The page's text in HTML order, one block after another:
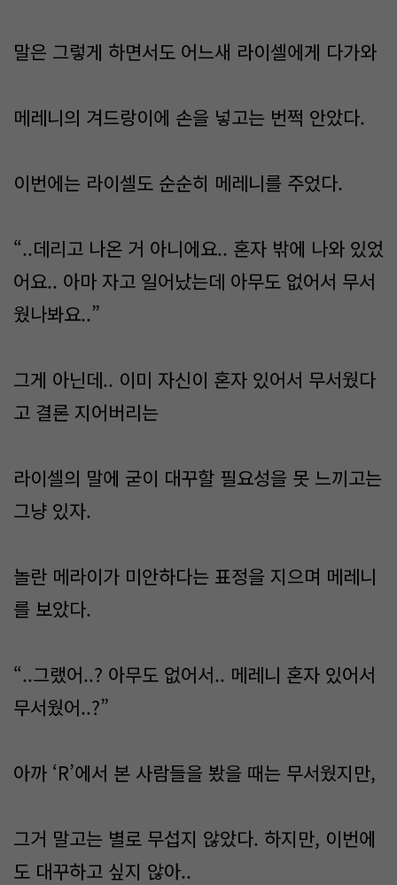
말은 그렇게 하면서도 어느새 라이셀에게 다가와
메레니의 겨드랑이에 손을 넣고는 번쩍 안았다.
이번에는 라이셀도 순순히 메레니를 주었다.
“..데리고 나온 거 아니에요.. 혼자 밖에 나와 있었
어요.. 아마 자고 일어났는데 아무도 없어서 무서
웠나봐요..”
그게 아닌데.. 이미 자신이 혼자 있어서 무서웠다
고 결론 지어버리는
라이셀의 말에 굳이 대꾸할 필요성을 못 느끼고는
그냥 있자.
놀란 메라이가 미안하다는 표정을 지으며 메레니
를 보았다.
“..그랬어..? 아무도 없어서.. 메레니 혼자 있어서
무서웠어..?”
아까 ‘R’에서 본 사람들을 봤을 때는 무서웠지만,
그거 말고는 별로 무섭지 않았다. 하지만, 이번에
도 대꾸하고 싶지 않아..